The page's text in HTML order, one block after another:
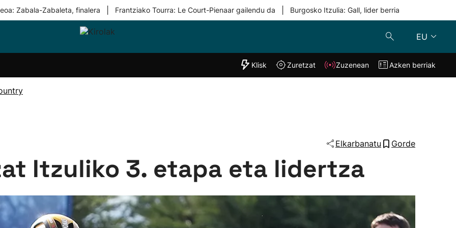
Zabala-Zabaleta, finalera Frantziako Tourra: Le Court-Pienaar gailendu da Burgosko Itzulia: Gall, lider berria
EU
Taldeak
"Helmuga"
Klisk Zuzenean
Klisk Zuretzat Zuzenean Azken berriak
Elkarbanatu Gorde
Itzuliko 3. etapa eta lidertza